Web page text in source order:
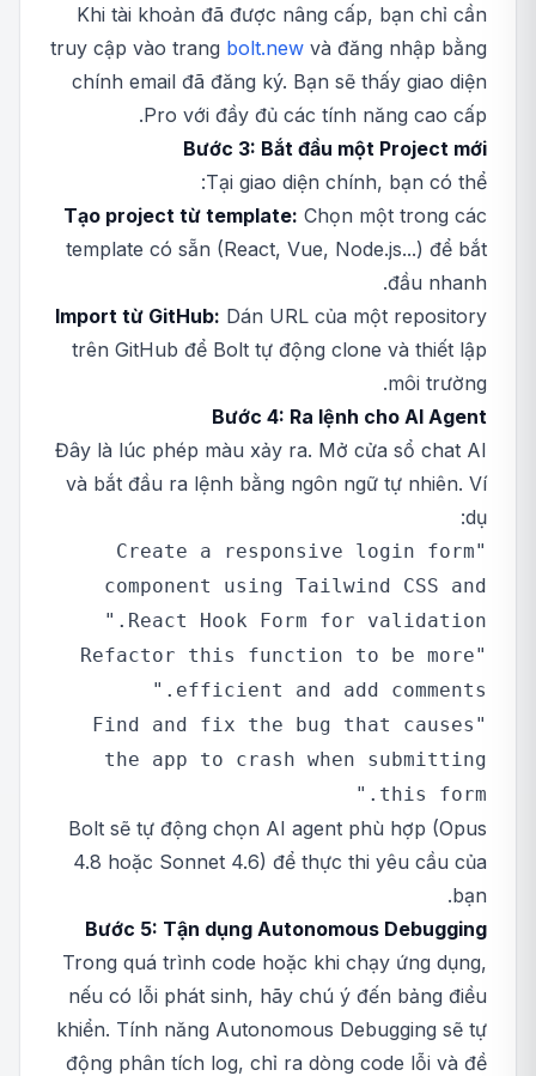
Khi tài khoản đã được nâng cấp, bạn chỉ cần
truy cập vào trang bolt.new và đăng nhập bằng
chính email đã đăng ký. Bạn sẽ thấy giao diện
Pro với đầy đủ các tính năng cao cấp.
Bước 3: Bắt đầu một Project mới
Tại giao diện chính, bạn có thể:
Tạo project từ template: Chọn một trong các
template có sẵn (React, Vue, Node.js...) để bắt
đầu nhanh.
Import từ GitHub: Dán URL của một repository
trên GitHub để Bolt tự động clone và thiết lập
môi trường.
Bước 4: Ra lệnh cho AI Agent
Đây là lúc phép màu xảy ra. Mở cửa sổ chat AI
và bắt đầu ra lệnh bằng ngôn ngữ tự nhiên. Ví
dụ:
"Create a responsive login form
component using Tailwind CSS and
React Hook Form for validation."
"Refactor this function to be more
efficient and add comments."
"Find and fix the bug that causes
the app to crash when submitting
this form."
Bolt sẽ tự động chọn AI agent phù hợp (Opus
4.8 hoặc Sonnet 4.6) để thực thi yêu cầu của
bạn.
Bước 5: Tận dụng Autonomous Debugging
Trong quá trình code hoặc khi chạy ứng dụng,
nếu có lỗi phát sinh, hãy chú ý đến bảng điều
khiển. Tính năng Autonomous Debugging sẽ tự
động phân tích log, chỉ ra dòng code lỗi và đề